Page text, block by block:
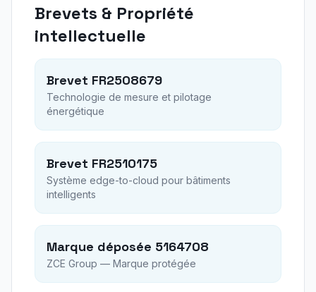
Brevets & Propriété
intellectuelle
Brevet FR2508679
Technologie de mesure et pilotage
énergétique
Brevet FR2510175
Système edge-to-cloud pour bâtiments
intelligents
Marque déposée 5164708
ZCE Group — Marque protégée